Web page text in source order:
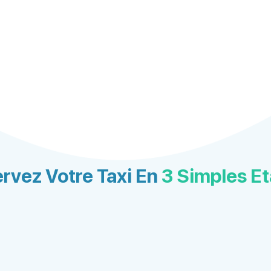
Votre Taxi En 3 Simples